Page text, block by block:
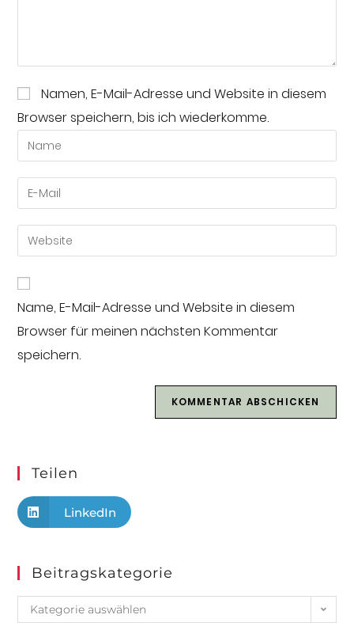
Namen, E-Mail-Adresse und Website in diesem
Browser speichern, bis ich wiederkomme.
Name, E-Mail-Adresse und Website in diesem
Browser für meinen nächsten Kommentar
speichern.
Teilen
LinkedIn
Beitragskategorie
Kategorie auswählen